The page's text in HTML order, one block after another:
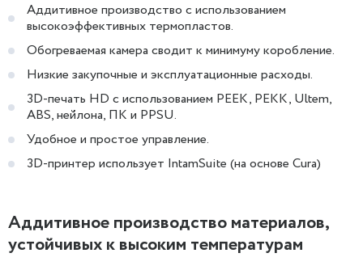
Аддитивное производство с использованием
высокоэффективных термопластов.
Обогреваемая камера сводит к минимуму коробление.
Низкие закупочные и эксплуатационные расходы.
3D-печать HD с использованием PEEK, PEKK, Ultem,
ABS, нейлона, ПК и PPSU.
Удобное и простое управление.
3D-принтер использует IntamSuite (на основе Cura)
Аддитивное производство материалов,
устойчивых к высоким температурам